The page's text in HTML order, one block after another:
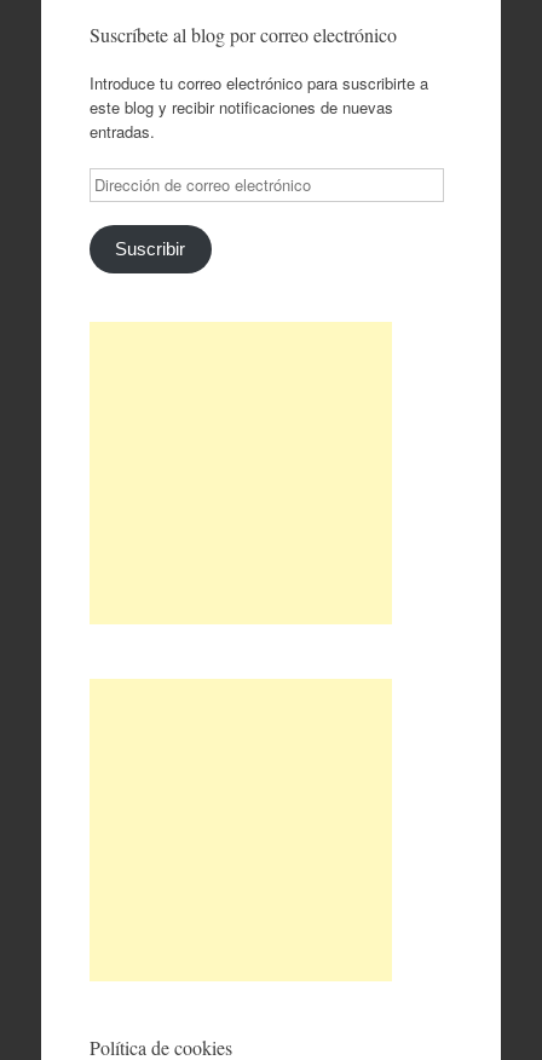
Suscríbete al blog por correo electrónico
Introduce tu correo electrónico para suscribirte a
este blog y recibir notificaciones de nuevas
entradas.
Dirección
de
correo
electrónico
Suscribir
Política de cookies